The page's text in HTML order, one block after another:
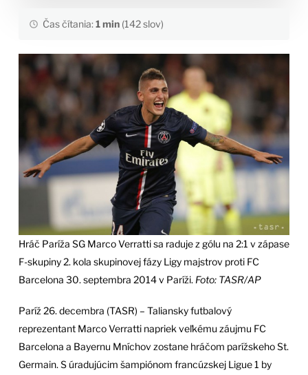
Čas čítania:1 min(142 slov)
Hráč Paríža SG Marco Verratti sa raduje z gólu na 2:1 v zápase
F-skupiny 2. kola skupinovej fázy Ligy majstrov proti FC
Barcelona 30. septembra 2014 v Paríži. Foto: TASR/AP
Paríž 26. decembra (TASR) – Taliansky futbalový
reprezentant Marco Verratti napriek veľkému záujmu FC
Barcelona a Bayernu Mníchov zostane hráčom parížskeho St.
Germain. S úradujúcim šampiónom francúzskej Ligue 1 by